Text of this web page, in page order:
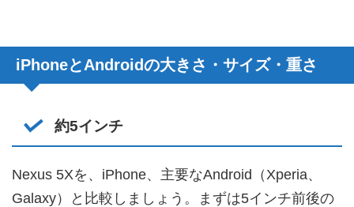
iPhoneとAndroidの大きさ・サイズ・重さ
約5インチ
Nexus 5Xを、iPhone、主要なAndroid（Xperia、
Galaxy）と比較しましょう。まずは5インチ前後の